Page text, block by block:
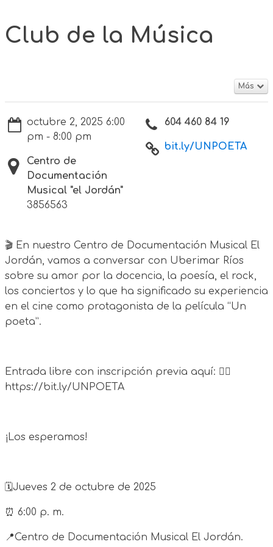
Club de la Música
Más
octubre 2, 2025 6:00
pm - 8:00 pm
Centro de
Documentación
Musical "el Jordán"
3856563
604 460 84 19
bit.ly/UNPOETA
🎬 En nuestro Centro de Documentación Musical El
Jordán, vamos a conversar con Uberimar Ríos
sobre su amor por la docencia, la poesía, el rock,
los conciertos y lo que ha significado su experiencia
en el cine como protagonista de la película “Un
poeta”.
Entrada libre con inscripción previa aquí: 👉🏼
https://bit.ly/UNPOETA
¡Los esperamos!
🗓️Jueves 2 de octubre de 2025
⏰ 6:00 p. m.
📍Centro de Documentación Musical El Jordán.